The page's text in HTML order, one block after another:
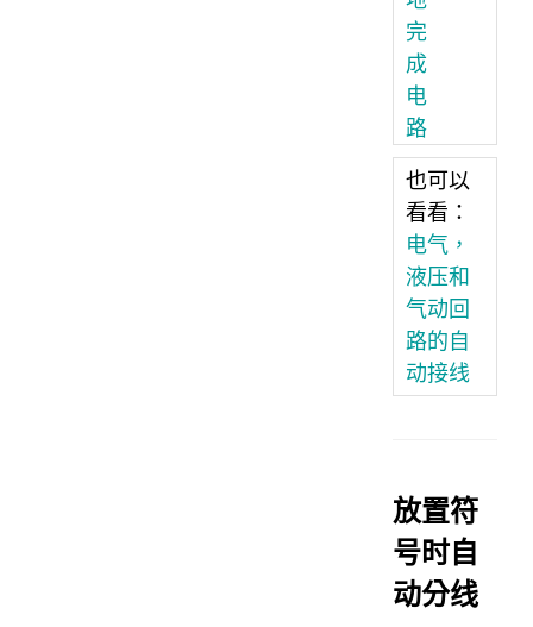
完
成
电
路
也可以
看看：
电气，
液压和
气动回
路的自
动接线
放置符
号时自
动分线